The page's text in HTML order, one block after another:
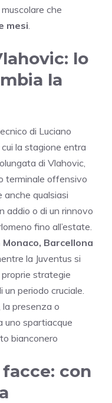
che
mesi
lo
la
di Luciano
la stagione entra
di Vlahovic,
terminale offensivo
anche qualsiasi
addio o di un rinnovo
fino all’estate.
Barcellona
la Juventus si
strategie
periodo cruciale.
la presenza o
uno spartiacque
bianconero
con